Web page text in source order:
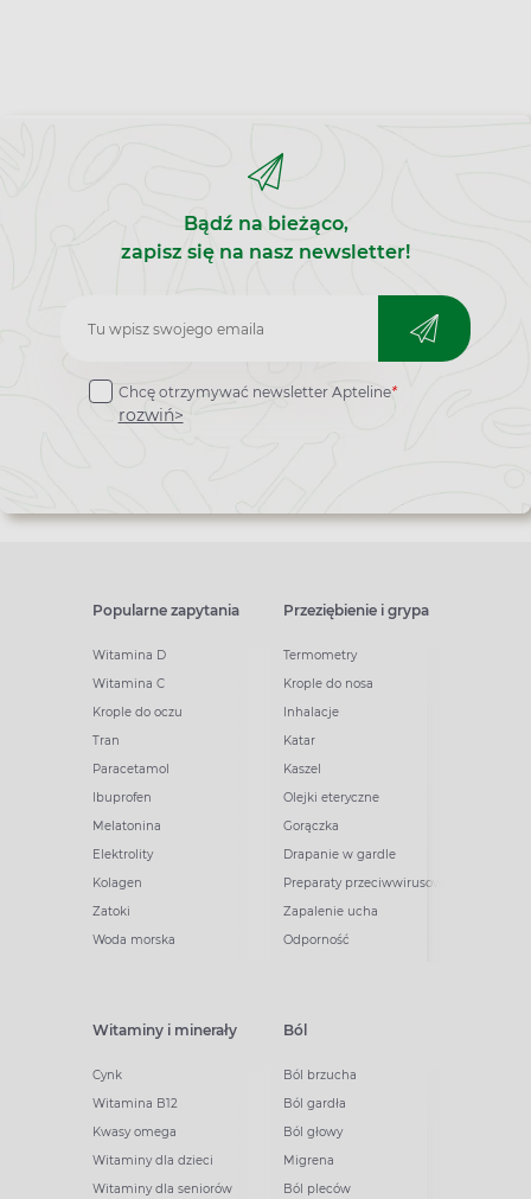
Bądź na bieżąco,
zapisz się na nasz newsletter!
Zapisz
do
newslettera
Chcę otrzymywać newsletter Apteline*
rozwiń>
Popularne zapytania
Witamina D
Witamina C
Krople do oczu
Tran
Paracetamol
Ibuprofen
Melatonina
Elektrolity
Kolagen
Zatoki
Woda morska
Przeziębienie i grypa
Termometry
Krople do nosa
Inhalacje
Katar
Kaszel
Olejki eteryczne
Gorączka
Drapanie w gardle
Preparaty przeciwwirusowe
Zapalenie ucha
Odporność
Witaminy i minerały
Cynk
Witamina B12
Kwasy omega
Witaminy dla dzieci
Witaminy dla seniorów
Ból
Ból brzucha
Ból gardła
Ból głowy
Migrena
Ból pleców